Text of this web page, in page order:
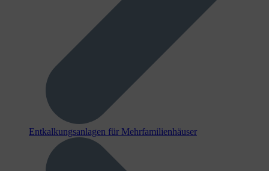
Entkalkungsanlagen für Mehrfamilienhäuser